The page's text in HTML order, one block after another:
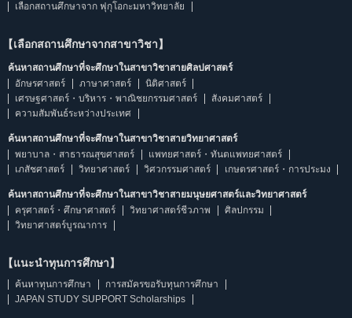
เลือกสถานศึกษาจาก ฟุกุโอกะมหาวิทยาลัย
【เลือกสถานศึกษาจากสาขาวิชา】
ค้นหาสถานศึกษาที่จะศึกษาในสาขาวิชาสายศิลปศาสตร์
อักษรศาสตร์
ภาษาศาสตร์
นิติศาสตร์
เศรษฐศาสตร์・บริหาร・พาณิชยกรรมศาสตร์
สังคมศาสตร์
ความสัมพันธ์ระหว่างประเทศ
ค้นหาสถานศึกษาที่จะศึกษาในสาขาวิชาสายวิทยาศาสตร์
พยาบาล・สาธารณสุขศาสตร์
แพทยศาสตร์・ทันตแพทยศาสตร์
เภสัชศาสตร์
วิทยาศาสตร์ วิศวกรรมศาสตร์ เกษตรศาสตร์・การประมง
ค้นหาสถานศึกษาที่จะศึกษาในสาขาวิชาสายมนุษยศาสตร์และวิทยาศาสตร์
ครุศาสตร์・ศึกษาศาสตร์
วิทยาศาสตร์ชีวภาพ
ศิลปกรรม
วิทยาศาสตร์บูรณาการ
【แนะนำทุนการศึกษา】
ค้นหาทุนการศึกษา
การสมัครขอรับทุนการศึกษา
JAPAN STUDY SUPPORT Scholarships